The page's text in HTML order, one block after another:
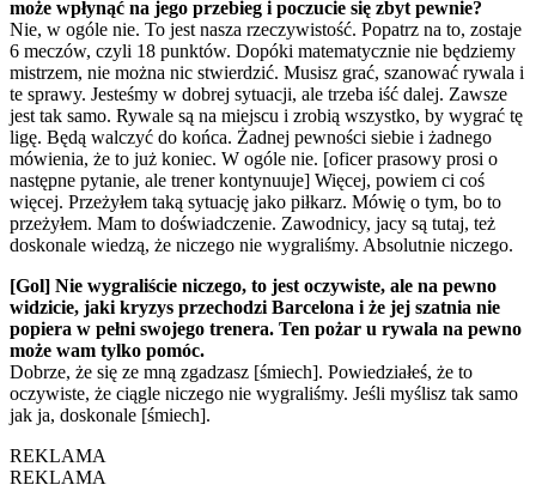
może wpłynąć na jego przebieg i poczucie się zbyt pewnie?
Nie, w ogóle nie. To jest nasza rzeczywistość. Popatrz na to, zostaje
6 meczów, czyli 18 punktów. Dopóki matematycznie nie będziemy
mistrzem, nie można nic stwierdzić. Musisz grać, szanować rywala i
te sprawy. Jesteśmy w dobrej sytuacji, ale trzeba iść dalej. Zawsze
jest tak samo. Rywale są na miejscu i zrobią wszystko, by wygrać tę
ligę. Będą walczyć do końca. Żadnej pewności siebie i żadnego
mówienia, że to już koniec. W ogóle nie. [oficer prasowy prosi o
następne pytanie, ale trener kontynuuje] Więcej, powiem ci coś
więcej. Przeżyłem taką sytuację jako piłkarz. Mówię o tym, bo to
przeżyłem. Mam to doświadczenie. Zawodnicy, jacy są tutaj, też
doskonale wiedzą, że niczego nie wygraliśmy. Absolutnie niczego.
[Gol] Nie wygraliście niczego, to jest oczywiste, ale na pewno
widzicie, jaki kryzys przechodzi Barcelona i że jej szatnia nie
popiera w pełni swojego trenera. Ten pożar u rywala na pewno
może wam tylko pomóc.
Dobrze, że się ze mną zgadzasz [śmiech]. Powiedziałeś, że to
oczywiste, że ciągle niczego nie wygraliśmy. Jeśli myślisz tak samo
jak ja, doskonale [śmiech].
REKLAMA
REKLAMA